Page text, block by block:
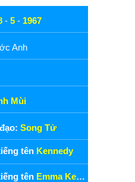
- 5 - 1967
Anh
Mùi
Song Tử
tên Kennedy
tên Emma Kennedy